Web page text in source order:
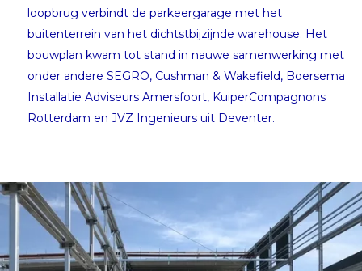
loopbrug verbindt de parkeergarage met het
buitenterrein van het dichtstbijzijnde warehouse. Het
bouwplan kwam tot stand in nauwe samenwerking met
onder andere SEGRO, Cushman & Wakefield, Boersema
Installatie Adviseurs Amersfoort, KuiperCompagnons
Rotterdam en JVZ Ingenieurs uit Deventer.